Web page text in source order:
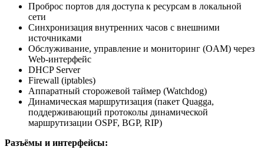
Проброс портов для доступа к ресурсам в локальной
сети
Синхронизация внутренних часов с внешними
источниками
Обслуживание, управление и мониторинг (OAM) через
Web-интерфейс
DHСP Server
Firewall (iptables)
Аппаратный сторожевой таймер (Watchdog)
Динамическая маршрутизация (пакет Quagga,
поддерживающий протоколы динамической
маршрутизации OSPF, BGP, RIP)
Разъёмы и интерфейсы: